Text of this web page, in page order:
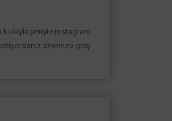
sitemize giriş